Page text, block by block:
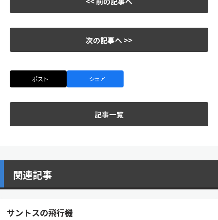
次の記事へ >>
ポスト シェア
記事一覧
関連記事
サントスの飛行機